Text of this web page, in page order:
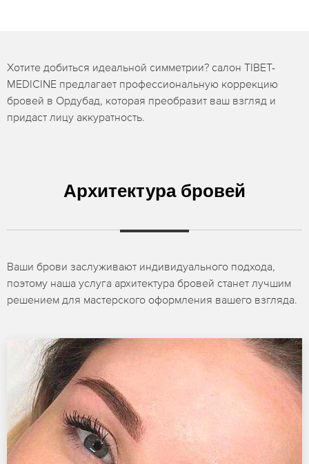
Хотите добиться идеальной симметрии? салон TIBET-
MEDICINE предлагает профессиональную коррекцию
бровей в Ордубад, которая преобразит ваш взгляд и
придаст лицу аккуратность.
Архитектура бровей
Ваши брови заслуживают индивидуального подхода,
поэтому наша услуга архитектура бровей станет лучшим
решением для мастерского оформления вашего взгляда.